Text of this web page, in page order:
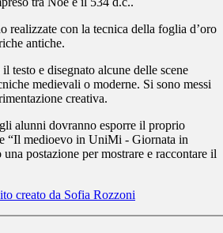
realizzate con la tecnica della foglia d’oro
antiche.
testo e disegnato alcune delle scene
medievali o moderne. Si sono messi
creativa.
alunni dovranno esporre il proprio
“Il medioevo in UniMi - Giornata in
postazione per mostrare e raccontare il
creato da Sofia Rozzoni